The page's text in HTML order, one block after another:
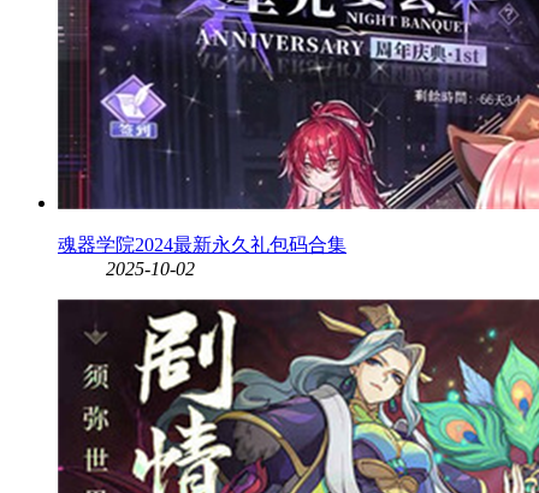
魂器学院2024最新永久礼包码合集
2025-10-02